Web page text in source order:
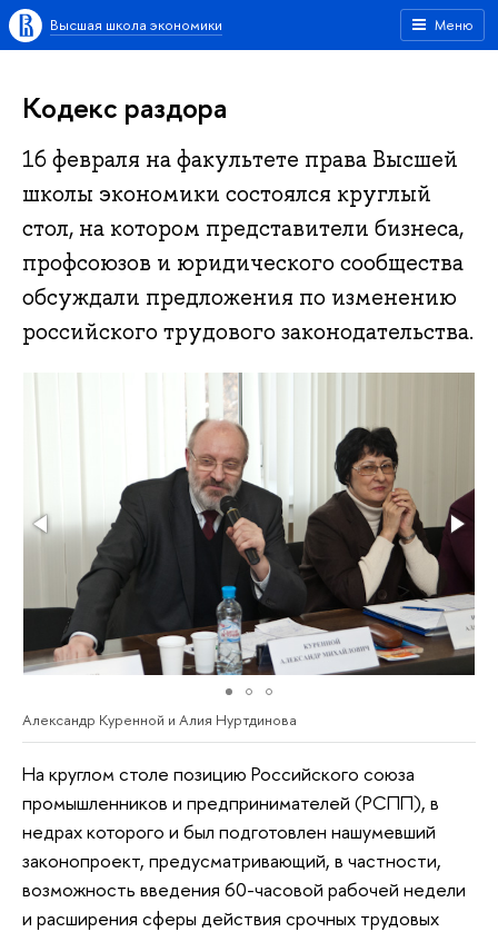
Меню
Высшая школа экономики
Кодекс раздора
16 февраля на факультете права Высшей
школы экономики состоялся круглый
стол, на котором представители бизнеса,
профсоюзов и юридического сообщества
обсуждали предложения по изменению
российского трудового законодательства.
Александр Куренной и Алия Нуртдинова
На круглом столе позицию Российского союза
промышленников и предпринимателей (РСПП), в
недрах которого и был подготовлен нашумевший
законопроект, предусматривающий, в частности,
возможность введения 60-часовой рабочей недели
и расширения сферы действия срочных трудовых